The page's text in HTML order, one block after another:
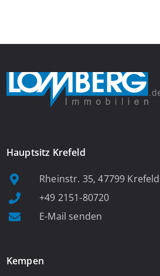
Hauptsitz Krefeld
Rheinstr. 35, 47799 Krefeld
+49 2151-80720
E-Mail senden
Kempen